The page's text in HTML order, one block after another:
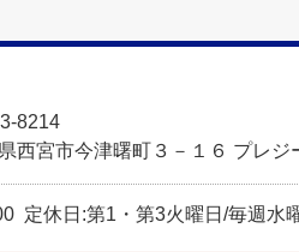
8214
西宮市今津曙町３－１６ プレジ
定休日:第1・第3火曜日/毎週水